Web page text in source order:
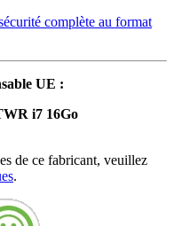
complète au format
UE :
i7 16Go
de ce fabricant, veuillez
.